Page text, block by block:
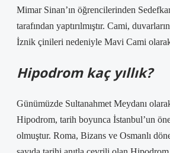
Mimar Sinan’ın öğrencilerinden
tarafından yaptırılmıştır. Cami,
İznik çinileri nedeniyle Mavi Cami olarak
Hipodrom kaç yıllık?
Günümüzde Sultanahmet Meydanı
Hipodrom, tarih boyunca İstanbul’un
olmuştur. Roma, Bizans ve Osmanlı